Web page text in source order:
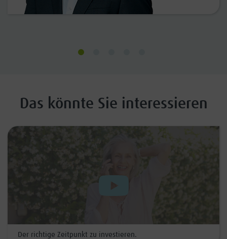
Das könnte Sie interessieren
Der richtige Zeitpunkt zu investieren.